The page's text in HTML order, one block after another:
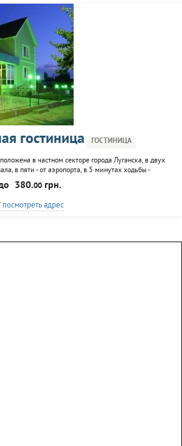
гостиница ГОСТИНИЦА
в частном секторе города Луганска, в двух
в пяти - от аэропорта, в 5 минутах ходьбы -
Отель представляет собой современный
территорией с охраняемой стоянкой,
кухней для самостоятельного приготовления
380.00 грн.
посмотреть адрес